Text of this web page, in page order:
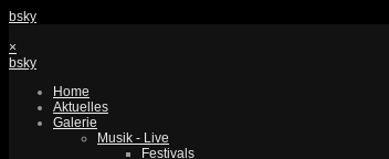
bsky
×
bsky
Home
Aktuelles
Galerie
Musik - Live
Festivals